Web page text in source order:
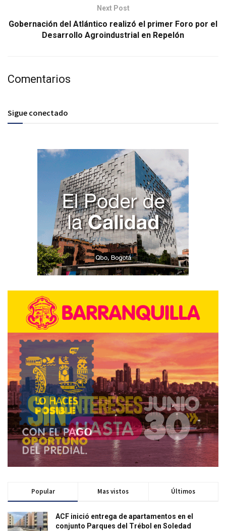
Next Post
Gobernación del Atlántico realizó el primer Foro por el
Desarrollo Agroindustrial en Repelón
Comentarios
Sigue conectado
Popular Mas vistos Últimos
ACF inició entrega de apartamentos en el
conjunto Parques del Trébol en Soledad